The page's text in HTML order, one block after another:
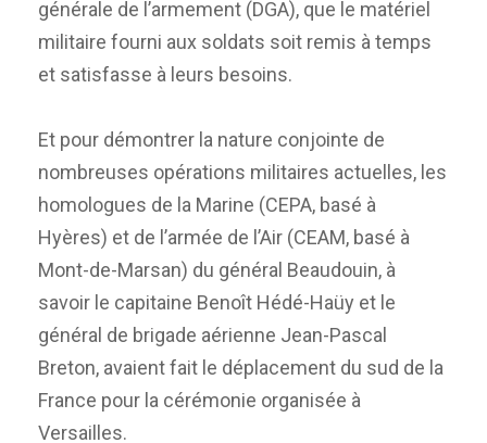
générale de l’armement (DGA), que le matériel
militaire fourni aux soldats soit remis à temps
et satisfasse à leurs besoins.
Et pour démontrer la nature conjointe de
nombreuses opérations militaires actuelles, les
homologues de la Marine (CEPA, basé à
Hyères) et de l’armée de l’Air (CEAM, basé à
Mont-de-Marsan) du général Beaudouin, à
savoir le capitaine Benoît Hédé-Haüy et le
général de brigade aérienne Jean-Pascal
Breton, avaient fait le déplacement du sud de la
France pour la cérémonie organisée à
Versailles.